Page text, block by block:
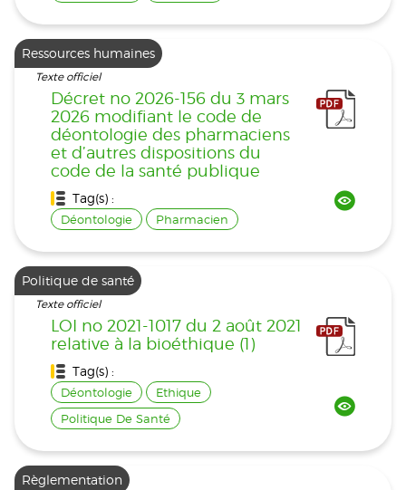
Ressources humaines
Texte officiel
Décret no 2026-156 du 3 mars
2026 modifiant le code de
déontologie des pharmaciens
et d’autres dispositions du
code de la santé publique
Tag(s) :
Déontologie Pharmacien
Politique de santé
Texte officiel
LOI no 2021-1017 du 2 août 2021
relative à la bioéthique (1)
Tag(s) :
Déontologie
Ethique
Politique De Santé
Règlementation